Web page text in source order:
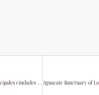
Miami entre las 10 principales ciudades de Estados Unidos